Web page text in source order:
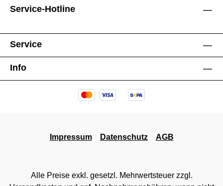
Service-Hotline
Service
Info
Impressum Datenschutz AGB
Alle Preise exkl. gesetzl. Mehrwertsteuer zzgl.